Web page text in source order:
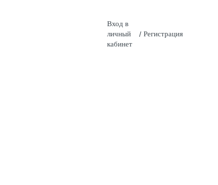
Вход в
личный
кабинет
/ Регистрация